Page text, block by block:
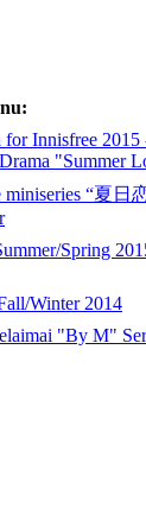
Innisfree 2015
"Summer
“夏日
Spring
Winter 2014
"By M"